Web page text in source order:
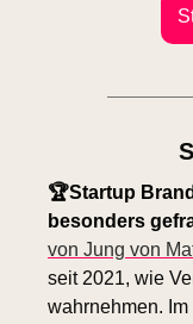
🏆Startup
besonders
von Jung von
seit 2021, wie
wahrnehmen.